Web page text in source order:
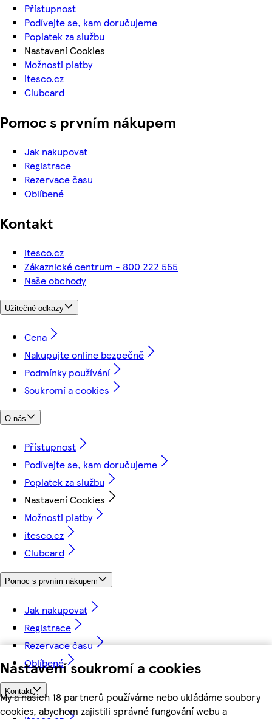
Nastavení soukromí a cookies
My a našich 18 partnerů používáme nebo ukládáme soubory
cookies, abychom zajistili správné fungování webu a
Přístupnost
Podívejte se, kam doručujeme
Poplatek za službu
Nastavení Cookies
Možnosti platby
itesco.cz
Clubcard
Pomoc s prvním nákupem
Jak nakupovat
Registrace
Rezervace času
Oblíbené
Kontakt
itesco.cz
Zákaznické centrum - 800 222 555
Naše obchody
Užitečné odkazy
Cena
Nakupujte online bezpečně
Podmínky používání
Soukromí a cookies
O nás
Přístupnost
Podívejte se, kam doručujeme
Poplatek za službu
Nastavení Cookies
Možnosti platby
itesco.cz
Clubcard
Pomoc s prvním nákupem
Jak nakupovat
Registrace
Rezervace času
Oblíbené
Kontakt